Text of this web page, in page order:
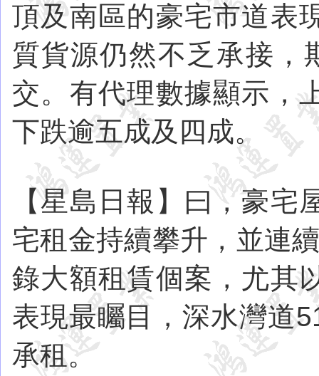
頂及南區的豪宅市道表
質貨源仍然不乏承接，
交。有代理數據顯示，
下跌逾五成及四成。
【星島日報】曰，豪
宅租金持續攀升，並連
錄大額租賃個案，尤其
表現最矚目，深水灣道
承租。